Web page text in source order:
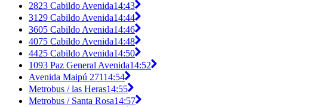
2823 Cabildo Avenida14:43
3129 Cabildo Avenida14:44
3605 Cabildo Avenida14:46
4075 Cabildo Avenida14:48
4425 Cabildo Avenida14:50
1093 Paz General Avenida14:52
Avenida Maipú 27114:54
Metrobus / las Heras14:55
Metrobus / Santa Rosa14:57